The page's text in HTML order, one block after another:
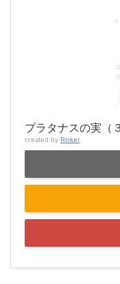
プラタナスの実（
created by Rinker